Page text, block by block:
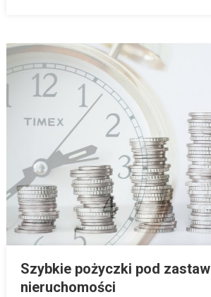
Szybkie pożyczki pod zastaw
nieruchomości